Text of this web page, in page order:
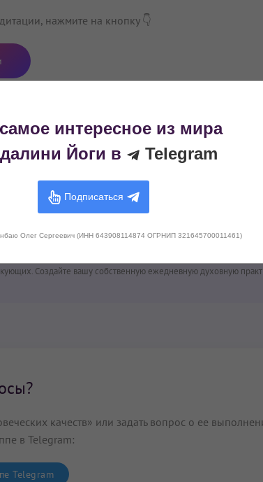
нажмите на кнопку 👇
с друзьями!
0
следующих источников:
Создайте вашу собственную ежедневную духовную
качеств» или задать вопрос о ее
в Telegram:
Telegram
интересное из мира
Йоги в
Telegram
Подписаться
Олег Сергеевич (ИНН 643908114874 ОГРНИП 321645700011461)